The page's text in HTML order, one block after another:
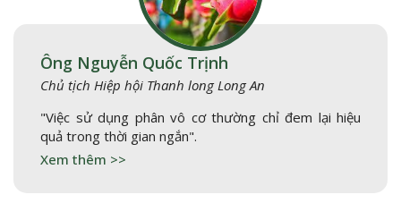
Ông Nguyễn Quốc Trịnh
Chủ tịch Hiệp hội Thanh long Long An
"Việc sử dụng phân vô cơ thường chỉ đem lại hiệu
quả trong thời gian ngắn".
Xem thêm >>